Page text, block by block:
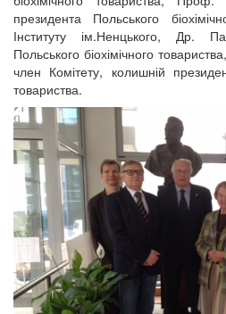
президента Польського
Інституту ім.Ненцького, Др.
Польського біохімічного
член Комітету, колишній
товариства.